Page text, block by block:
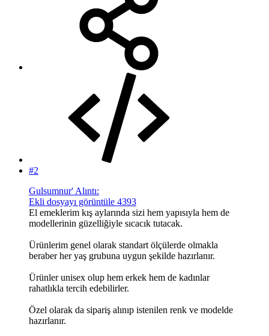
#2
Gulsumnur' Alıntı:
Ekli dosyayı görüntüle 4393
El emeklerim kış aylarında sizi hem yapısıyla hem de
modellerinin güzelliğiyle sıcacık tutacak.
Ürünlerim genel olarak standart ölçülerde olmakla
beraber her yaş grubuna uygun şekilde hazırlanır.
Ürünler unisex olup hem erkek hem de kadınlar
rahatlıkla tercih edebilirler.
Özel olarak da sipariş alınıp istenilen renk ve modelde
hazırlanır.